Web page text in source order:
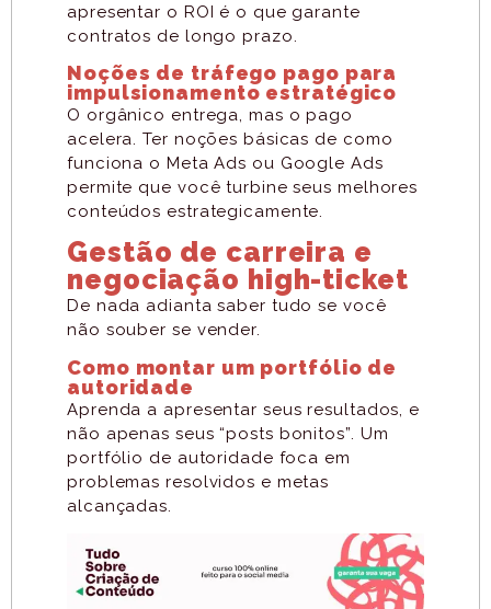
apresentar o ROI é o que garante
contratos de longo prazo.
Noções de tráfego pago para
impulsionamento estratégico
O orgânico entrega, mas o pago
acelera. Ter noções básicas de como
funciona o Meta Ads ou Google Ads
permite que você turbine seus melhores
conteúdos estrategicamente.
Gestão de carreira e
negociação high-ticket
De nada adianta saber tudo se você
não souber se vender.
Como montar um portfólio de
autoridade
Aprenda a apresentar seus resultados, e
não apenas seus “posts bonitos”. Um
portfólio de autoridade foca em
problemas resolvidos e metas
alcançadas.